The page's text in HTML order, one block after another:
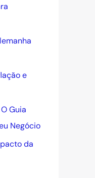
e
Guia
Negócio
da